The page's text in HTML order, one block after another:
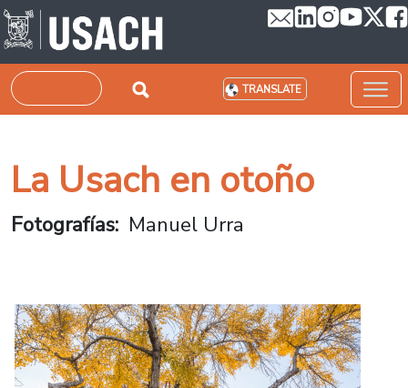
Skip to main content
Search TRANSLATE
La Usach en otoño
Fotografías Manuel Urra